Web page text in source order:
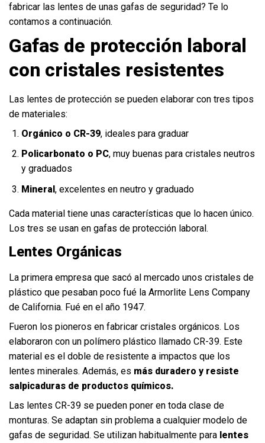
fabricar las lentes de unas gafas de seguridad? Te lo
contamos a continuación.
Gafas de protección laboral
con cristales resistentes
Las lentes de protección se pueden elaborar con tres tipos
de materiales:
Orgánico o CR-39, ideales para graduar
Policarbonato o PC, muy buenas para cristales neutros
y graduados
Mineral, excelentes en neutro y graduado
Cada material tiene unas características que lo hacen único.
Los tres se usan en gafas de protección laboral.
Lentes Orgánicas
La primera empresa que sacó al mercado unos cristales de
plástico que pesaban poco fué la Armorlite Lens Company
de California. Fué en el año 1947.
Fueron los pioneros en fabricar cristales orgánicos. Los
elaboraron con un polímero plástico llamado CR-39. Este
material es el doble de resistente a impactos que los
lentes minerales. Además, es más duradero y resiste
salpicaduras de productos químicos.
Las lentes CR-39 se pueden poner en toda clase de
monturas. Se adaptan sin problema a cualquier modelo de
gafas de seguridad. Se utilizan habitualmente para lentes